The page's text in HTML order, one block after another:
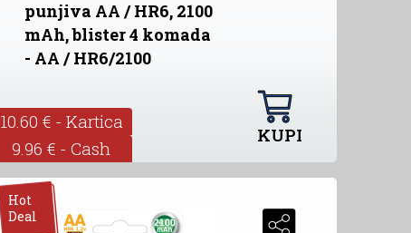
punjiva AA / HR6, 2100
mAh, blister 4 komada
- AA / HR6/2100
10.60 € - Kartica
9.96 € - Cash
KUPI
Hot
Deal